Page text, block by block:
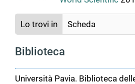
documento
Lo trovi in Scheda
Biblioteca
Università Pavia. Biblioteca